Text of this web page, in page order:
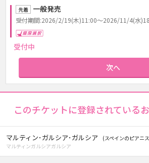
先着 一般発売
受付期間:2026/2/19(木)11:00～2026/11/4(水
受付中
次へ
このチケットに登録されている
マルティン･ガルシア･ガルシア
(スペインのピアニ
マルティンガルシアガルシア